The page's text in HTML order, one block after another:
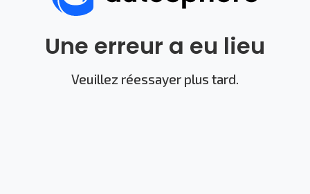
Une erreur a eu lieu
Veuillez réessayer plus tard.